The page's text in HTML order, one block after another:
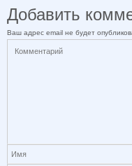
Добавить
Ваш адрес email не будет